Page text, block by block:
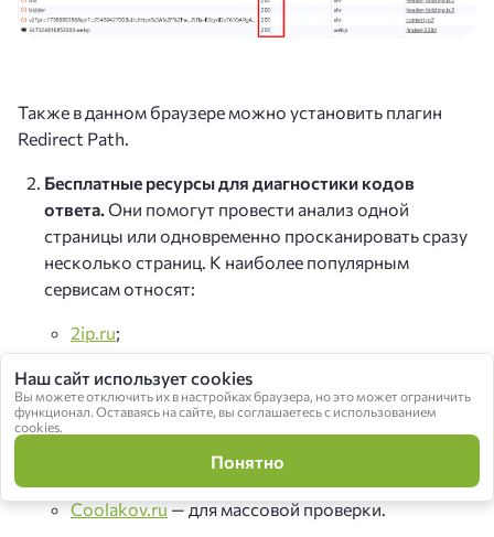
Также в данном браузере можно установить плагин
Redirect Path.
Бесплатные ресурсы для диагностики кодов
ответа.Они помогут провести анализ одной
страницы или одновременно просканировать сразу
несколько страниц. К наиболее популярным
сервисам относят:
2ip.ru;
Bertal;
Pr-Cy;
Coolakov.ru— для массовой проверки.
Наш сайт использует cookies
Вы можете отключить их в настройках браузера, но это может ограничить
функционал. Оставаясь на сайте, вы соглашаетесь с использованием
cookies.
Понятно